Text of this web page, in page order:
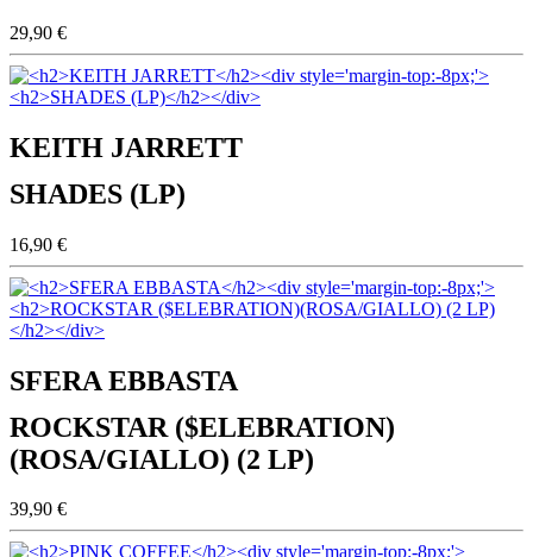
29,90 €
KEITH JARRETT
SHADES (LP)
16,90 €
SFERA EBBASTA
ROCKSTAR ($ELEBRATION)
(ROSA/GIALLO) (2 LP)
39,90 €